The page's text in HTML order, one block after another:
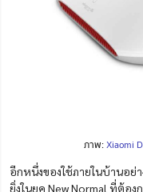
ภาพ:Xiaomi
อีกหนึ่งของใช้ภายในบ้านอย่
ยิ่งในยุค New Normal ที่ต้อ